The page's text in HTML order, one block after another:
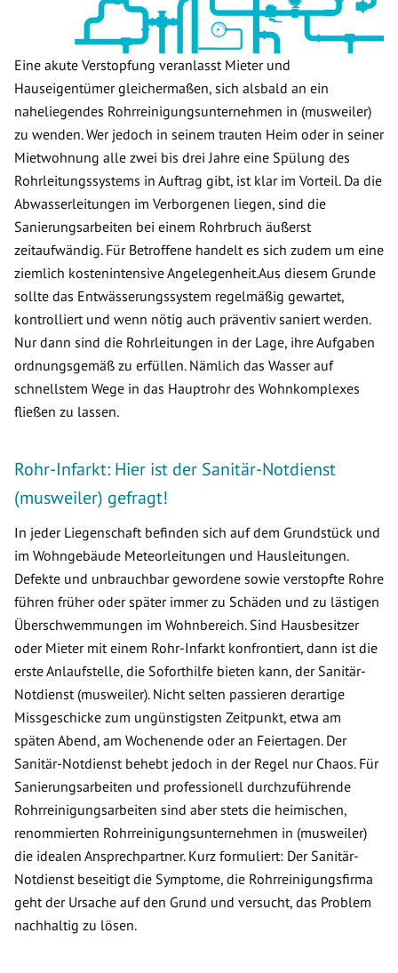
Eine akute Verstopfung veranlasst Mieter und
Hauseigentümer gleichermaßen, sich alsbald an ein
naheliegendes Rohrreinigungsunternehmen in (musweiler)
zu wenden. Wer jedoch in seinem trauten Heim oder in seiner
Mietwohnung alle zwei bis drei Jahre eine Spülung des
Rohrleitungssystems in Auftrag gibt, ist klar im Vorteil. Da die
Abwasserleitungen im Verborgenen liegen, sind die
Sanierungsarbeiten bei einem Rohrbruch äußerst
zeitaufwändig. Für Betroffene handelt es sich zudem um eine
ziemlich kostenintensive Angelegenheit.Aus diesem Grunde
sollte das Entwässerungssystem regelmäßig gewartet,
kontrolliert und wenn nötig auch präventiv saniert werden.
Nur dann sind die Rohrleitungen in der Lage, ihre Aufgaben
ordnungsgemäß zu erfüllen. Nämlich das Wasser auf
schnellstem Wege in das Hauptrohr des Wohnkomplexes
fließen zu lassen.
Rohr-Infarkt: Hier ist der Sanitär-Notdienst
(musweiler) gefragt!
In jeder Liegenschaft befinden sich auf dem Grundstück und
im Wohngebäude Meteorleitungen und Hausleitungen.
Defekte und unbrauchbar gewordene sowie verstopfte Rohre
führen früher oder später immer zu Schäden und zu lästigen
Überschwemmungen im Wohnbereich. Sind Hausbesitzer
oder Mieter mit einem Rohr-Infarkt konfrontiert, dann ist die
erste Anlaufstelle, die Soforthilfe bieten kann, der Sanitär-
Notdienst (musweiler). Nicht selten passieren derartige
Missgeschicke zum ungünstigsten Zeitpunkt, etwa am
späten Abend, am Wochenende oder an Feiertagen. Der
Sanitär-Notdienst behebt jedoch in der Regel nur Chaos. Für
Sanierungsarbeiten und professionell durchzuführende
Rohrreinigungsarbeiten sind aber stets die heimischen,
renommierten Rohrreinigungsunternehmen in (musweiler)
die idealen Ansprechpartner. Kurz formuliert: Der Sanitär-
Notdienst beseitigt die Symptome, die Rohrreinigungsfirma
geht der Ursache auf den Grund und versucht, das Problem
nachhaltig zu lösen.